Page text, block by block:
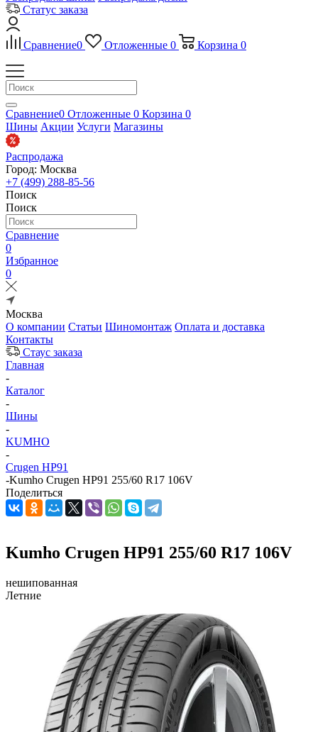
Статус заказа
Сравнение0 Отложенные 0 Корзина 0
Сравнение0 Отложенные 0 Корзина 0
Шины Акции Услуги Магазины
Распродажа
Город: Москва
+7 (499) 288-85-56
Поиск
Поиск
Сравнение
0
Избранное
0
Москва
О компании Статьи Шиномонтаж Оплата и доставка
Контакты
Стаус заказа
Главная
-
Каталог
-
Шины
-
KUMHO
-
Crugen HP91
-Kumho Crugen HP91 255/60 R17 106V
Поделиться
Kumho Crugen HP91 255/60 R17 106V
нешипованная
Летние